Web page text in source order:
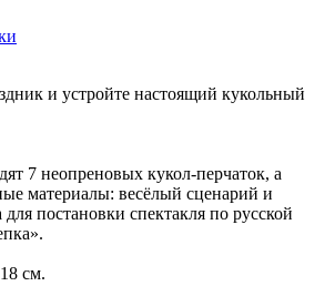
и устройте настоящий кукольный
7 неопреновых кукол-перчаток, а
материалы: весёлый сценарий и
постановки спектакля по русской
см.